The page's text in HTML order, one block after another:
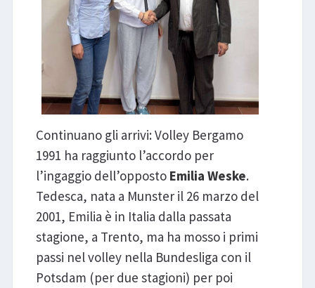
Continuano gli arrivi: Volley Bergamo
1991 ha raggiunto l’accordo per
l’ingaggio dell’oppostoEmilia Weske.
Tedesca, nata a Munster il 26 marzo del
2001, Emilia è in Italia dalla passata
stagione, a Trento, ma ha mosso i primi
passi nel volley nella Bundesliga con il
Potsdam (per due stagioni) per poi